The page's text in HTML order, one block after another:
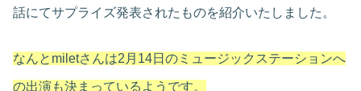
話にてサプライズ発表されたものを紹介いたしました。
なんとmiletさんは2月14日のミュージックステーションへ
の出演も決まっているようです。